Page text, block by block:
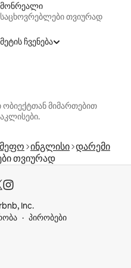
მონრეალი
საცხოვრებლები თვიურად
მეტის ჩვენება
მიმართებით
ინგლისი დარემი
თვიურად
Inc.
პირობები